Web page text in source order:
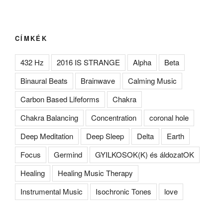
CÍMKÉK
432 Hz 2016 IS STRANGE Alpha
Beta
Binaural Beats
Brainwave
Calming Music
Carbon Based Lifeforms
Chakra
Chakra Balancing
Concentration
coronal hole
Deep Meditation
Deep Sleep Delta
Earth
Focus
Germind
GYILKOSOK(K) és áldozatOK
Healing
Healing Music Therapy
Instrumental Music
Isochronic Tones love